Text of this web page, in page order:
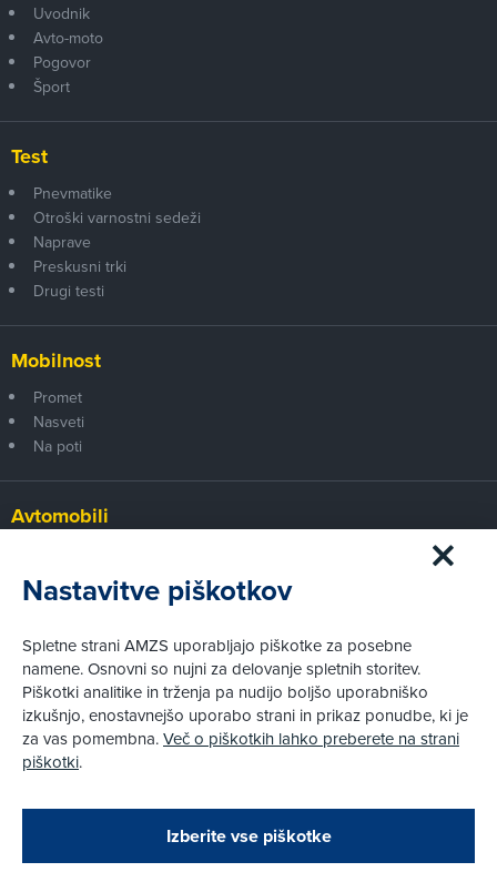
Zapri
Podarjamo vam 10 €!
Obstoječi in novi AMZS člani, ki boste v AMZS
Uvodnik
Avto-moto
Pogovor
Šport
Test
Pnevmatike
Otroški varnostni sedeži
Naprave
Preskusni trki
Drugi testi
Mobilnost
Promet
Nasveti
Na poti
Avtomobili
Prvi pogled
Za volanom
Tehnika
Pravni vidiki
Piškotki
Pravno obvestilo
Nastavitve piškotkov
Spletne strani AMZS uporabljajo piškotke za posebne
namene. Osnovni so nujni za delovanje spletnih storitev.
Piškotki analitike in trženja pa nudijo boljšo uporabniško
izkušnjo, enostavnejšo uporabo strani in prikaz ponudbe, ki je
za vas pomembna.Več o piškotkih lahko preberete na strani
piškotki.
Izberite vse piškotke